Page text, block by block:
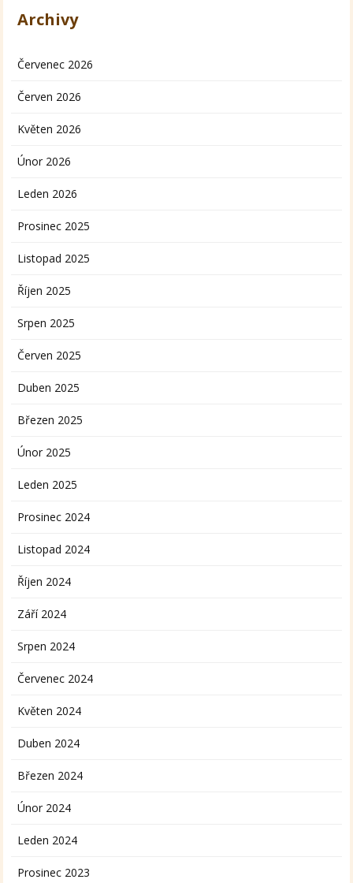
Archivy
Červenec 2026
Červen 2026
Květen 2026
Únor 2026
Leden 2026
Prosinec 2025
Listopad 2025
Říjen 2025
Srpen 2025
Červen 2025
Duben 2025
Březen 2025
Únor 2025
Leden 2025
Prosinec 2024
Listopad 2024
Říjen 2024
Září 2024
Srpen 2024
Červenec 2024
Květen 2024
Duben 2024
Březen 2024
Únor 2024
Leden 2024
Prosinec 2023